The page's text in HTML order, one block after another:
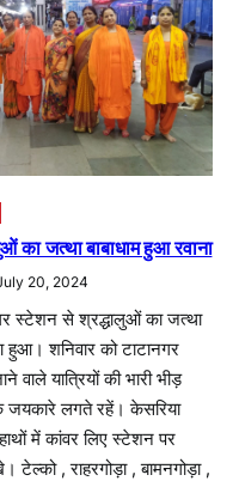
का जत्था बाबाधाम हुआ रवाना
20, 2024
स्टेशन से श्रद्धालुओं का जत्था
हुआ। शनिवार को टाटानगर
वाले यात्रियों की भारी भीड़
जयकारे लगते रहें। केसरिया
में कांवर लिए स्टेशन पर
, राहरगोड़ा , बामनगोड़ा ,